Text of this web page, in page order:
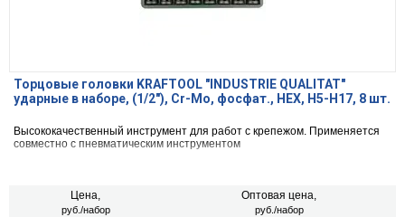
Торцовые головки KRAFTOOL "INDUSTRIE QUALITAT"
ударные в наборе, (1/2"), Cr-Mo, фосфат., HEX, H5-H17, 8 шт.
Высококачественный инструмент для работ с крепежом. Применяется
совместно с пневматическим инструментом
Цена,
руб./набор
Оптовая цена,
руб./набор